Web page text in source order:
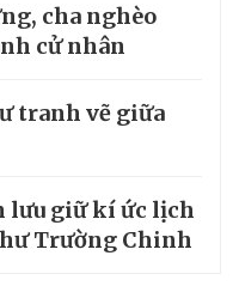
cha nghèo
cử nhân
tranh vẽ giữa
lưu giữ kí ức lịch
Trường Chinh